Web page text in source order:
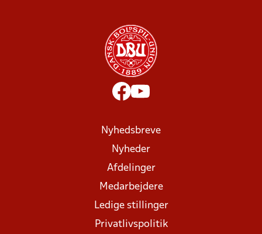
Nyhedsbreve
Nyheder
Afdelinger
Medarbejdere
Ledige stillinger
Privatlivspolitik